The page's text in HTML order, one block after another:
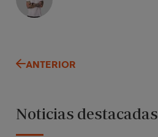
ANTERIOR
Noticias destacadas